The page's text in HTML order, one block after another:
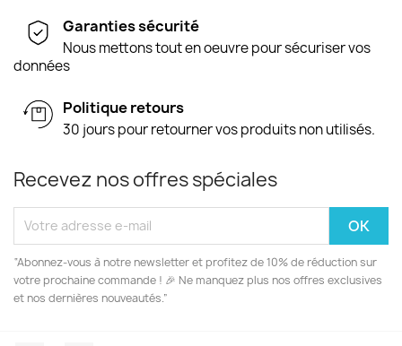
Garanties sécurité
Nous mettons tout en oeuvre pour sécuriser vos
données
Politique retours
30 jours pour retourner vos produits non utilisés.
Recevez nos offres spéciales
“Abonnez-vous à notre newsletter et profitez de 10% de réduction sur
votre prochaine commande ! 🎉 Ne manquez plus nos offres exclusives
et nos dernières nouveautés.”